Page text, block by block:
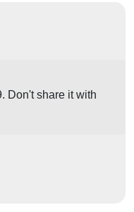
Don't share it with